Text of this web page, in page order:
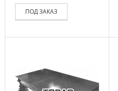
ПОД ЗАКАЗ